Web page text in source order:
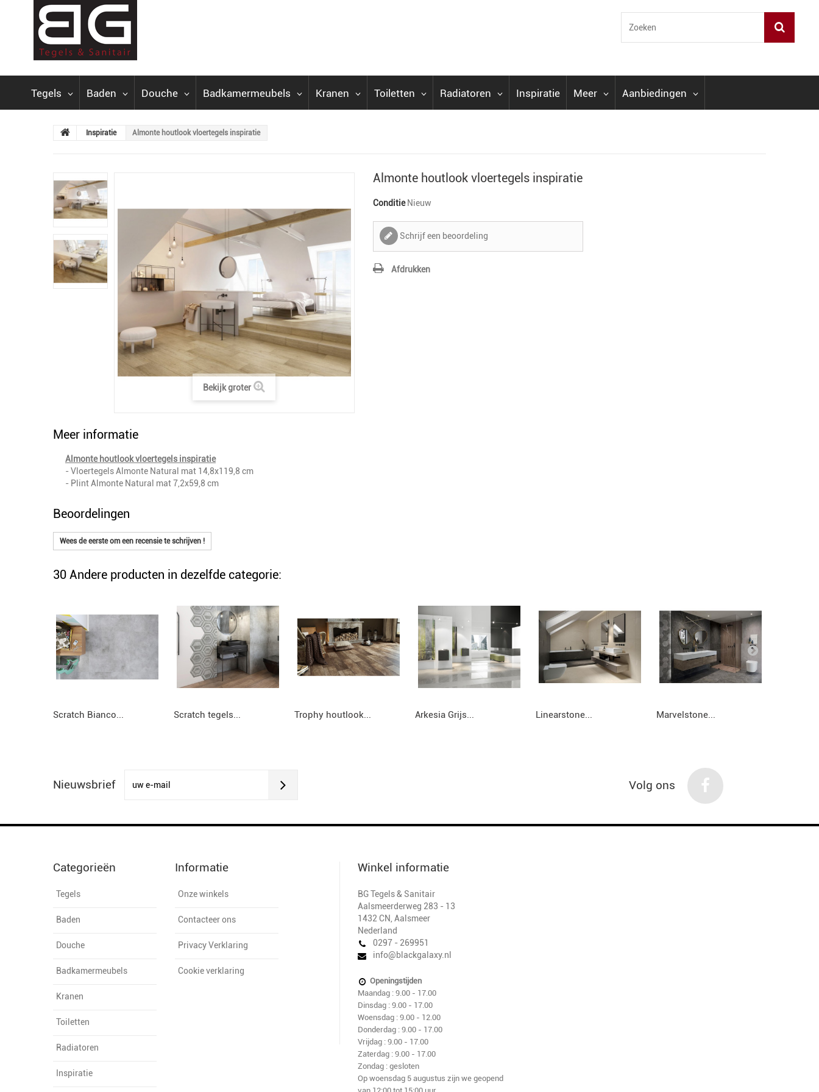
Tegels Baden Douche Badkamermeubels Kranen Toiletten Radiatoren Inspiratie Meer Aanbiedingen
Inspiratie Almonte houtlook vloertegels inspiratie
Bekijk groter
Almonte houtlook vloertegels inspiratie
Conditie Nieuw
Schrijf een beoordeling
Afdrukken
Meer informatie
Almonte houtlook vloertegels inspiratie
- Vloertegels Almonte Natural mat 14,8x119,8 cm
- Plint Almonte Natural mat 7,2x59,8 cm
Beoordelingen
Wees de eerste om een recensie te schrijven !
30 Andere producten in dezelfde categorie:
Scratch Bianco... Scratch tegels... Trophy houtlook... Arkesia Grijs... Linearstone... Marvelstone...
Nieuwsbrief Volg ons
Categorieën
Tegels
Baden
Douche
Badkamermeubels
Kranen
Toiletten
Radiatoren
Inspiratie
Informatie
Onze winkels
Contacteer ons
Privacy Verklaring
Cookie verklaring
Winkel informatie
BG Tegels & Sanitair
Aalsmeerderweg 283 - 13
1432 CN Aalsmeer
Nederland
0297 - 269951
info@blackgalaxy.nl
Openingstijden
Maandag : 9.00 - 17.00
Dinsdag : 9.00 - 17.00
Woensdag : 9.00 - 12.00
Donderdag : 9.00 - 17.00
Vrijdag : 9.00 - 17.00
Zaterdag : 9.00 - 17.00
Zondag : gesloten
Op woensdag 5 augustus zijn we geopend